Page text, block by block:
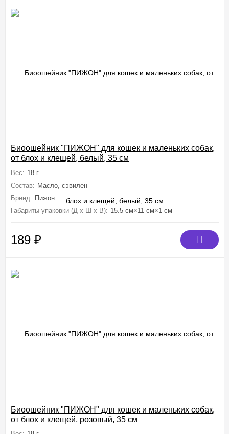
Биоошейник "ПИЖОН" для кошек и маленьких собак,
от блох и клещей, белый, 35 см
Вес: 18 г
Состав: Масло, сэвилен
Бренд: Пижон
Габариты упаковки (Д х Ш х В): 15.5 см×11 см×1 см
189 ₽
Биоошейник "ПИЖОН" для кошек и маленьких собак,
от блох и клещей, розовый, 35 см